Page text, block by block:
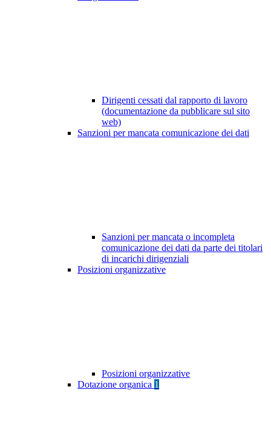
Dirigenti cessati dal rapporto di lavoro
(documentazione da pubblicare sul sito
web)
Sanzioni per mancata comunicazione dei dati
Sanzioni per mancata o incompleta
comunicazione dei dati da parte dei titolari
di incarichi dirigenziali
Posizioni organizzative
Posizioni organizzative
Dotazione organica 1